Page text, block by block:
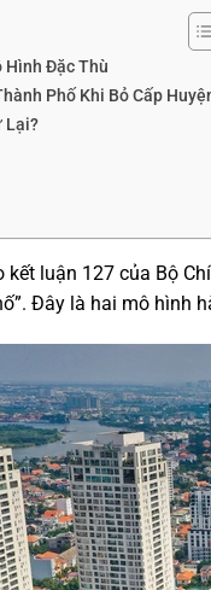
Hình Đặc Thù
Phố Khi Bỏ Cấp
Lại?
luận 127 của Bộ
Đây là hai mô